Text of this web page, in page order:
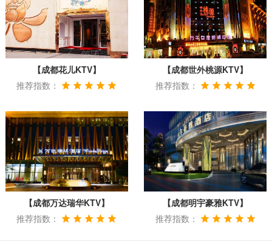
【成都花儿KTV】
推荐指数：
【成都世外桃源KTV】
推荐指数：
【成都万达瑞华KTV】
推荐指数：
【成都明宇豪雅KTV】
推荐指数：